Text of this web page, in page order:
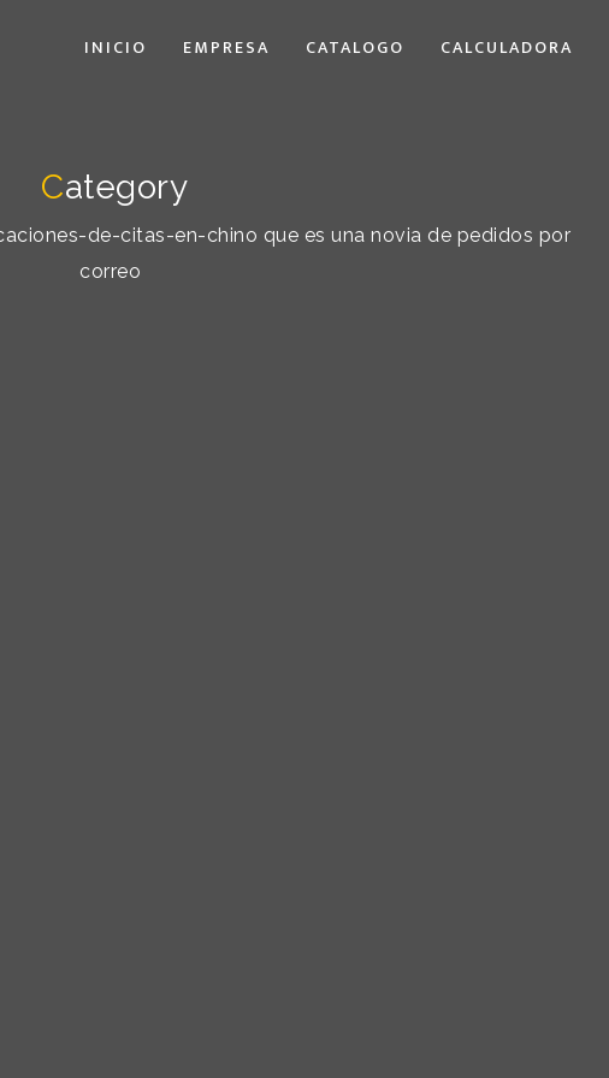
INICIO EMPRESA CATALOGO CALCULADORA
Category
de-citas-en-chino que es una novia de pedidos por
correo